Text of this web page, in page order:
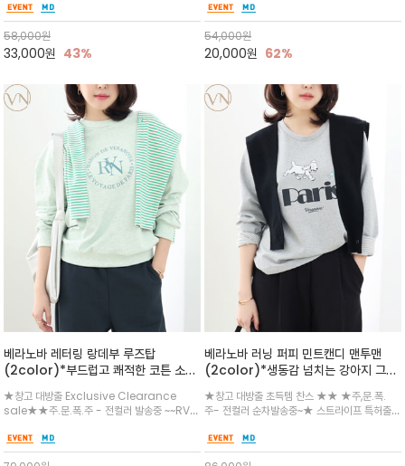
니크한 포인트 빈티지한 느낌의 워싱 처리를 하
고, 둥근 형태를 강조한 체형을 커버하고 세련된
분위기를 연출하는 탑
58,000원
33,000원 43%
부드러운 소재감으로 쾌적한 착용감으로 데일리
이너
54,000원
20,000원 62%
베라노바 레터링 랑데부 루즈탑
(2color)*부드럽고 쾌적한 코튼 소재
준 티셔츠입니
★창고 대방출 Exclusive Clearance
sale★★주.문.폭.주 - 전컬러 발송중 ~~RVN
어 흐트러짐 없는 실루엣을 유지하며 민트와 블
루 보카시 컬러 자체만으로도 이쁜~일상의 룩에
베라노바 러닝 퍼피 민트캔디 맨투맨
(2color)*생동감 넘치는 강아지 그래
있는 디자인의 맨투맨
★창고 대방출 초득템 찬스 ★★ ★주,문.폭.
주- 전컬러 순차발송중~★ 스트라이프 특허출원
않는 곳까지 세심한 디테일 / 데님이나 슬랙스 등
다양한 하의와 매치해 산뜻한 데일리룩을 연출하